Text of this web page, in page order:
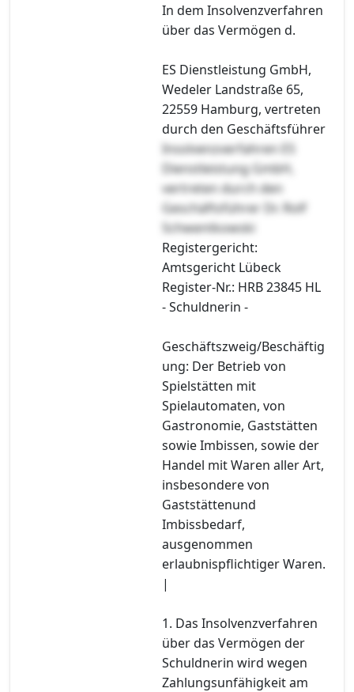
In dem Insolvenzverfahren
über das Vermögen d.
ES Dienstleistung GmbH,
Wedeler Landstraße 65,
22559 Hamburg, vertreten
durch den Geschäftsführer
Insolvenzverfahren ES
Dienstleistung GmbH,
vertreten durch den
Geschäftsführer Dr. Rolf
Schwentkowski
Registergericht:
Amtsgericht Lübeck
Register-Nr.: HRB 23845 HL
- Schuldnerin -
Geschäftszweig/Beschäftig
ung: Der Betrieb von
Spielstätten mit
Spielautomaten, von
Gastronomie, Gaststätten
sowie Imbissen, sowie der
Handel mit Waren aller Art,
insbesondere von
Gaststättenund
Imbissbedarf,
ausgenommen
erlaubnispflichtiger Waren.
|
1. Das Insolvenzverfahren
über das Vermögen der
Schuldnerin wird wegen
Zahlungsunfähigkeit am